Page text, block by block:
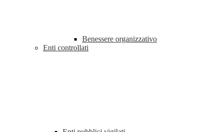
Benessere organizzativo
Enti controllati